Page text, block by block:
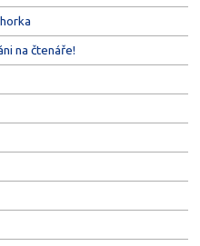
na čtenáře!